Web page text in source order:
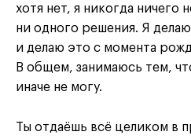
хотя нет, я никогда ничего
ни одного решения. Я
и делаю это с момента
В общем, занимаюсь тем,
иначе не могу.
Ты отдаёшь всё целиком в